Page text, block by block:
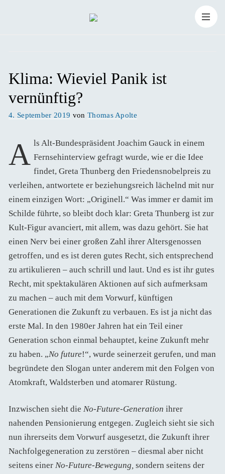
Klima: Wieviel Panik ist
vernünftig?
Veröffentlicht
4. September 2019 vonThomas Apolte
Als Alt-Bundespräsident Joachim Gauck in einem Fernsehinterview gefragt wurde, wie er die Idee
findet, Greta Thunberg den Friedensnobelpreis zu
verleihen, antwortete er beziehungsreich lächelnd mit nur
einem einzigen Wort: „Originell.“ Was immer er damit im
Schilde führte, so bleibt doch klar: Greta Thunberg ist zur
Kult-Figur avanciert, mit allem, was dazu gehört. Sie hat
einen Nerv bei einer großen Zahl ihrer Altersgenossen
getroffen, und es ist deren gutes Recht, sich entsprechend
zu artikulieren – auch schrill und laut. Und es ist ihr gutes
Recht, mit spektakulären Aktionen auf sich aufmerksam
zu machen – auch mit dem Vorwurf, künftigen
Generationen die Zukunft zu verbauen. Es ist ja nicht das
erste Mal. In den 1980er Jahren hat ein Teil einer
Generation schon einmal behauptet, keine Zukunft mehr
zu haben. „No future!“, wurde seinerzeit gerufen, und man
begründete den Slogan unter anderem mit den Folgen von
Atomkraft, Waldsterben und atomarer Rüstung.
Inzwischen sieht die No-Future-Generation ihrer
nahenden Pensionierung entgegen. Zugleich sieht sie sich
nun ihrerseits dem Vorwurf ausgesetzt, die Zukunft ihrer
Nachfolgegeneration zu zerstören – diesmal aber nicht
seitens einer No-Future-Bewegung, sondern seitens der